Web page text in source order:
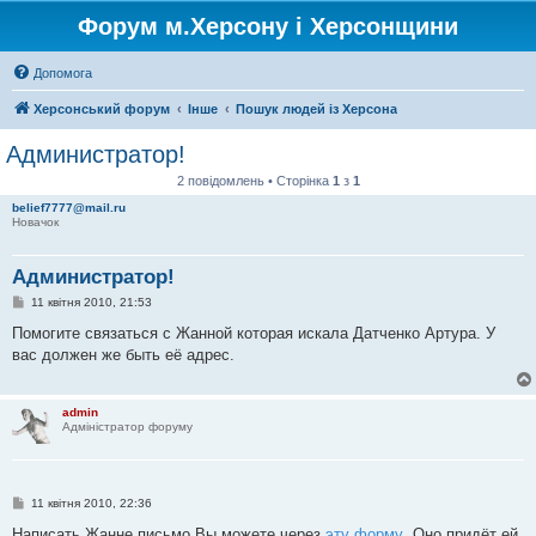
Форум м.Херсону і Херсонщини
Допомога
Херсонський форум Інше Пошук людей із Херсона
Администратор!
2 повідомлень • Сторінка 1 з 1
belief7777@mail.ru
Новачок
Администратор!
П
в
д
е
н
11 квітня 2010, 21:53
Помогите связаться с Жанной которая искала Датченко Артура. У
вас должен же быть её адрес.
admin
Адміністратор форуму
П
в
11 квітня 2010, 22:36